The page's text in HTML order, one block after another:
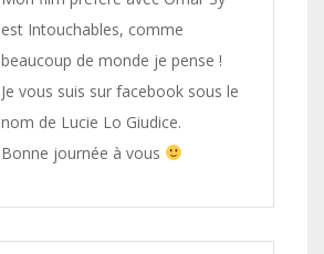
est Intouchables, comme
beaucoup de monde je pense !
Je vous suis sur facebook sous le
nom de Lucie Lo Giudice.
Bonne journée à vous